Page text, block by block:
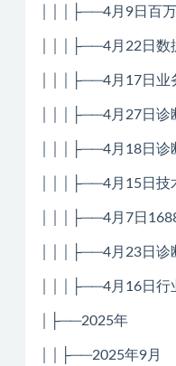
│││├──4月9日百
│││├──4月22日数
│││├──4月17日业
│││├──4月27日诊
│││├──4月18日诊
│││├──4月15日技
│││├──4月7日
│││├──4月23日诊
│││├──4月16日行
│├──2025年
││├──2025年9月